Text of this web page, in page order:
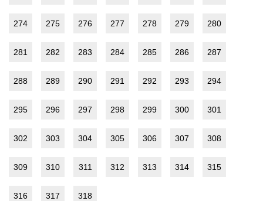
274 275 276 277 278 279 280
281 282 283 284 285 286 287
288 289 290 291 292 293 294
295 296 297 298 299 300 301
302 303 304 305 306 307 308
309 310 311 312 313 314 315
316 317 318